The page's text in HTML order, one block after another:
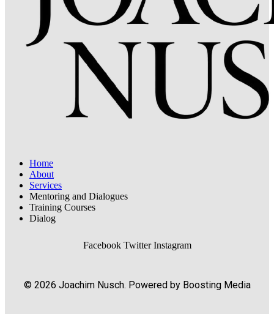
Home
About
Services
Mentoring and Dialogues
Training Courses
Dialog
Facebook Twitter Instagram
© 2026 Joachim Nusch. Powered by Boosting Media